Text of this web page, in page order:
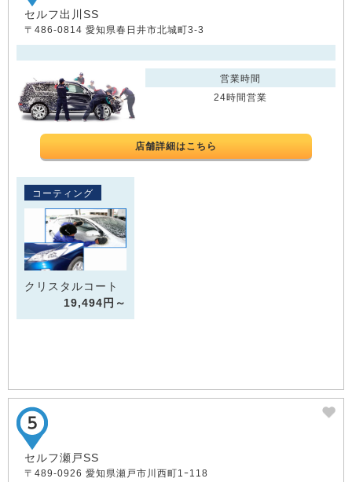
セルフ出川SS
〒486-0814 愛知県春日井市北城町3-3
営業時間
24時間営業
店舗詳細はこちら
コーティング
クリスタルコート
19,494円～
セルフ瀬戸SS
〒489-0926 愛知県瀬戸市川西町1ｰ118